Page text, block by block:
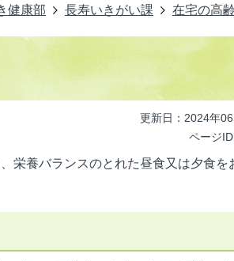
健康部 長寿いきがい課 在宅の高
更新日：2024年
ページ
栄養バランスのとれた昼食又は夕食を